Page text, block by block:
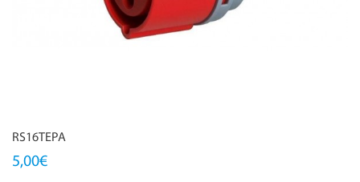
RS16TEPA
5,00€